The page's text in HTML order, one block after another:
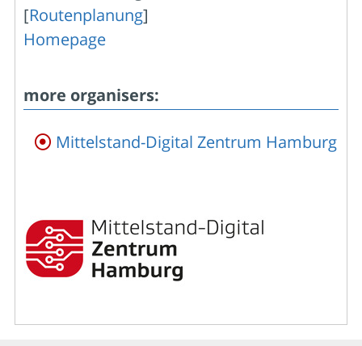
[Routenplanung]
Homepage
more organisers:
Mittelstand-Digital Zentrum Hamburg